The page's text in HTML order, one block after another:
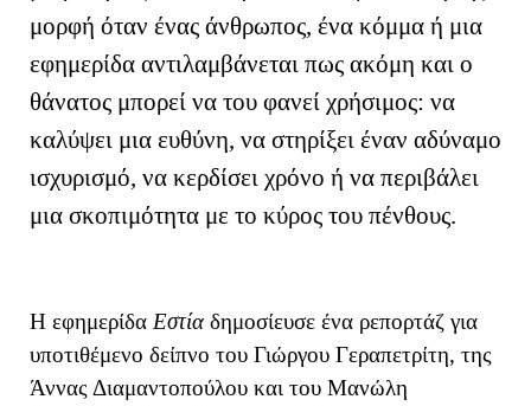
μορφή όταν ένας άνθρωπος, ένα κόμμα ή μια
εφημερίδα αντιλαμβάνεται πως ακόμη και ο
θάνατος μπορεί να του φανεί χρήσιμος: να
καλύψει μια ευθύνη, να στηρίξει έναν αδύναμο
ισχυρισμό, να κερδίσει χρόνο ή να περιβάλει
μια σκοπιμότητα με το κύρος του πένθους.
Η εφημερίδα Εστίαδημοσίευσε ένα ρεπορτάζ για
υποτιθέμενο δείπνο του Γιώργου Γεραπετρίτη, της
Άννας Διαμαντοπούλου και του Μανώλη